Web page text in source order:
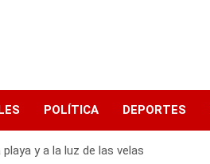
POLÍTICA DEPORTES
y a la luz de las velas